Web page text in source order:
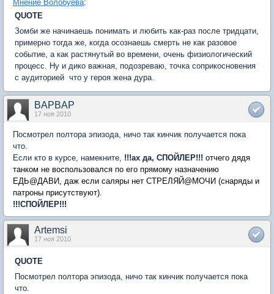
Мнение Волобуева:
QUOTE
Зомби же начинаешь понимать и любить как-раз после тридцати,
примерно тогда же, когда осознаешь смерть не как разовое
событие, а как растянутый во времени, очень физиологический
процесс. Ну и дико важная, подозреваю, точка соприкосновения
с аудиторией  что у героя жена дура.
BAPBAP
17 ноя 2010
Посмотрел полтора эпизода, ничо так кинчик получается пока
что.
Если кто в курсе, намекните, !!!ах да, СПОЙЛЕР!!! отчего дядя
танком не воспользовался по его прямому назначению 
ЕДЬ@ДАВИ, даж если саляры нет СТРЕЛЯЙ@МОЧИ (снаряды и
патроны присутствуют).
!!!СПОЙЛЕР!!!
Artemsi
17 ноя 2010
QUOTE
Посмотрел полтора эпизода, ничо так кинчик получается пока
что.